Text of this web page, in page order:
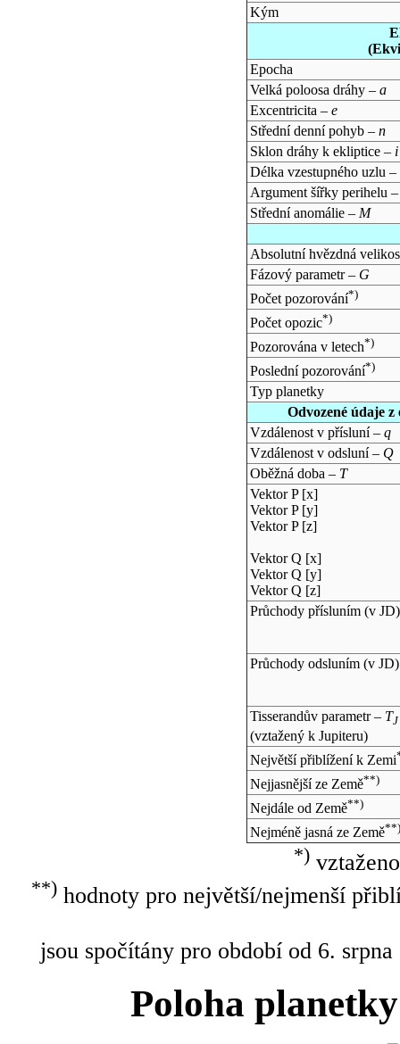
Kým
Epocha
Velká poloosa dráhy – a
Excentricita – e
Střední denní pohyb – n
Sklon dráhy k ekliptice – i
Délka vzestupného uzlu –
Argument šířky perihelu
Střední anomálie – M
Absolutní hvězdná
Fázový parametr – G
Počet pozorování*)
Počet opozic*)
Pozorována v letech*)
Poslední pozorování*)
Typ planetky
Odvozené údaje
Vzdálenost v přísluní – q
Vzdálenost v odsluní – Q
Oběžná doba – T
Vektor P [x]
Vektor P [y]
Vektor P [z]
Vektor Q [x]
Vektor Q [y]
Vektor Q [z]
Průchody přísluním (v JD)
Průchody odsluním (v JD)
Tisserandův parametr – TJ
(vztažený k Jupiteru)
Největší přiblížení k Zemi
Nejjasnější ze Země**)
Nejdále od Země**)
Nejméně jasná ze Země**)
*)
**)hodnoty pro největší/nejmenší
jsou spočítány pro období od 6.
Poloha